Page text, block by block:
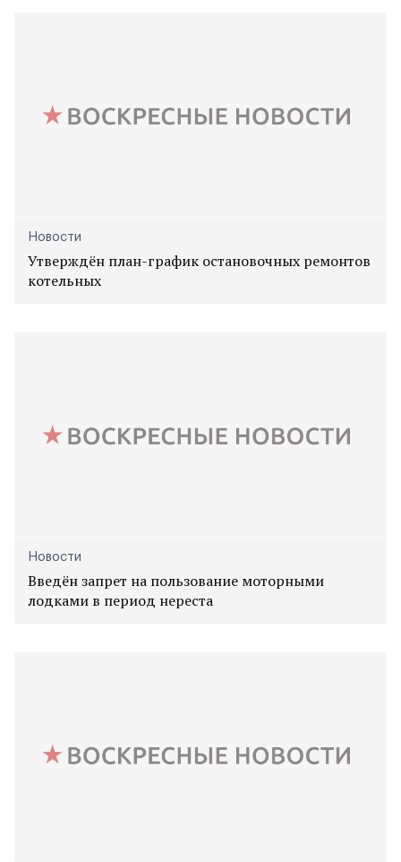
Новости
Утверждён план-график остановочных ремонтов
котельных
Новости
Введён запрет на пользование моторными
лодками в период нереста